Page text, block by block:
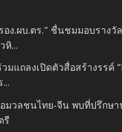
อง.ผบ.ตร." ชื่นชมมอบรางวั
หิ...
มแถลงเปิดตัวสื่อสร้างรรค์
มวลชนไทย-จีน พบที่ปรึกษา
รี